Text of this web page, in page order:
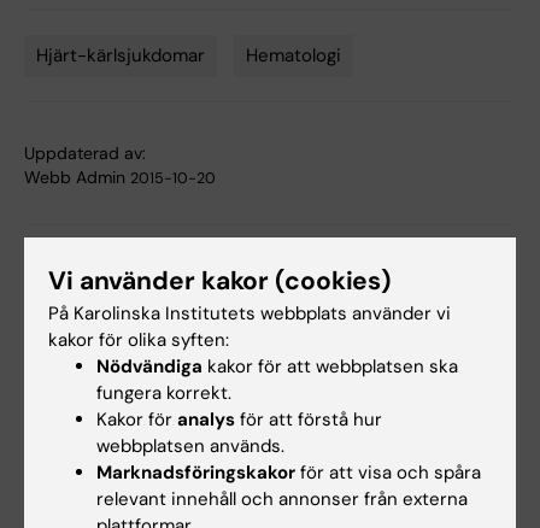
Hjärt-kärlsjukdomar Hematologi
Uppdaterad av:
Webb Admin 2015-10-20
Dela
Relaterade artiklar
Vi använder kakor (cookies)
På Karolinska Institutets webbplats använder vi
kakor för olika syften:
Nödvändiga kakor för att webbplatsen ska
fungera korrekt.
Kakor för analys för att förstå hur
webbplatsen används.
Marknadsföringskakor för att visa och spåra
relevant innehåll och annonser från externa